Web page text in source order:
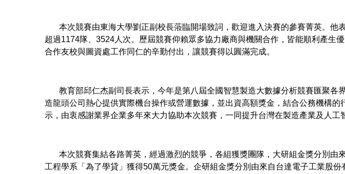
本次競賽由東海大學劉正副校長蒞臨開場致詞，歡迎進入決賽的參賽菁英。他
超過1174隊、3524人次。歷屆競賽仰賴眾多協力廠商與機關合作，皆能順利產生
合作友校與圖資處工作同仁的辛勤付出，讓競賽得以圓滿完成。
教育部邱仁杰副司長表示，今年是第八屆全國智慧製造大數據分析競賽匯聚各
造龍頭公司熱心提供實際機台操作或營運數據，並出資高額獎金，結合公務機構
示，由衷感謝業界企業多年來大力協助本次競賽，一同提升台灣在製造產業及人工
本次競賽集結各路菁英，經過激烈的競爭，各組獲獎團隊，大研組金獎分別由
工程學系「為了學貸」獲得50萬元獎金。企研組金獎分別由來自台達電子工業股